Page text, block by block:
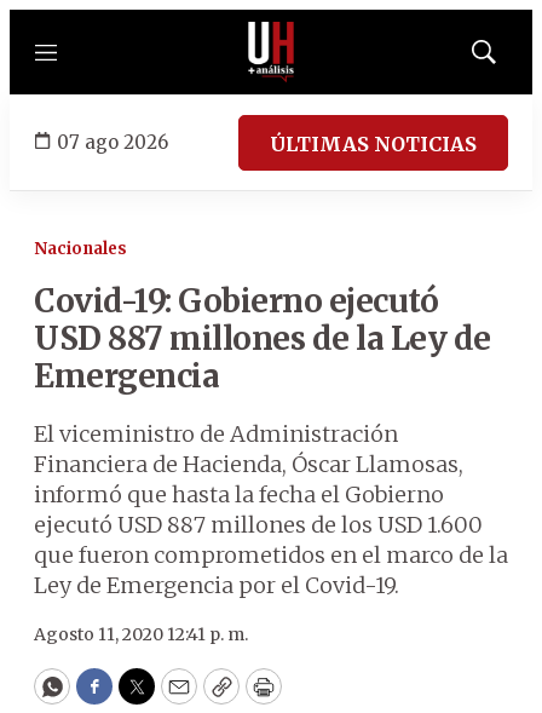
Menú
Mostrar
07 ago 2026 ÚLTIMAS NOTICIAS
Nacionales
Covid-19: Gobierno ejecutó
USD 887 millones de la Ley de
Emergencia
El viceministro de Administración
Financiera de Hacienda, Óscar Llamosas,
informó que hasta la fecha el Gobierno
ejecutó USD 887 millones de los USD 1.600
que fueron comprometidos en el marco de la
Ley de Emergencia por el Covid-19.
Agosto 11, 2020 12:41 p. m.
WhatsApp
Facebook
Twitter
EmailCopyPrint